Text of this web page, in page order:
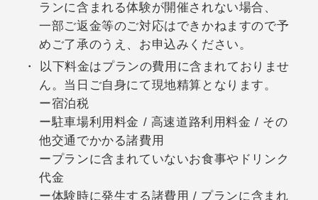
ランに含まれる体験が開催されない場合、
一部ご返金等のご対応はできかねますので予
めご了承のうえ、お申込みください。
以下料金はプランの費用に含まれておりませ
ん。当日ご自身にて現地精算となります。
ー宿泊税
ー駐車場利用料金 / 高速道路利用料金 / その
他交通でかかる諸費用
ープランに含まれていないお食事やドリンク
代金
ー体験時に発生する諸費用 / プランに含まれ